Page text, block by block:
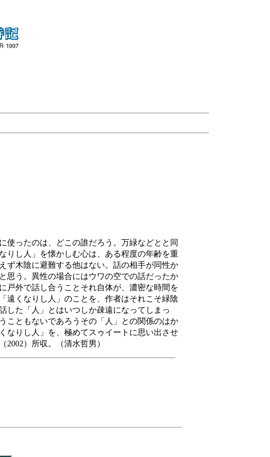
使ったのは、どこの誰だろう。万緑などとと同
りし人」を懐かしむ心は、ある程度の年齢を重
ず木陰に避難する他はない。話の相手が同性か
思う。異性の場合にはウワの空での話だったか
戸外で話し合うことそれ自体が、濃密な時間を
遠くなりし人」のことを、作者はそれこそ緑陰
した「人」とはいつしか疎遠になってしまっ
こともないであろうその「人」との関係のはか
なりし人」を、極めてスゥイートに思い出させ
）所収。（清水哲男）